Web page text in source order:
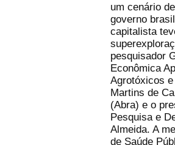
um cenário
governo
capitalista
pesquisador
Econômica
Agrotóxicos
Martins de
(Abra) e o
Pesquisa e
Almeida. A
de Saúde